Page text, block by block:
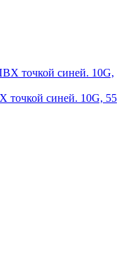
точкой синей. 10G, 55